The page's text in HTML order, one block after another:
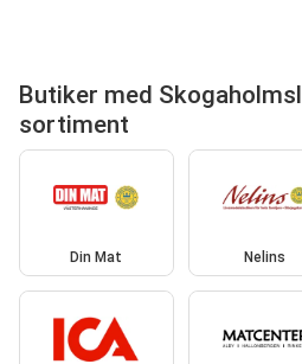
Butiker med
sortiment
Din Mat Nelins